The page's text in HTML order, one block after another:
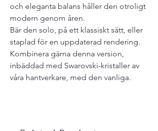
och eleganta balans håller den otroligt
modern genom åren.
Bär den solo, på ett klassiskt sätt, eller
staplad för en uppdaterad rendering.
Kombinera gärna denna version,
inbäddad med Swarovski-kristaller av
våra hantverkare, med den vanliga.